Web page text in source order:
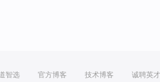
智选 官方博客 技术博客 诚聘英才